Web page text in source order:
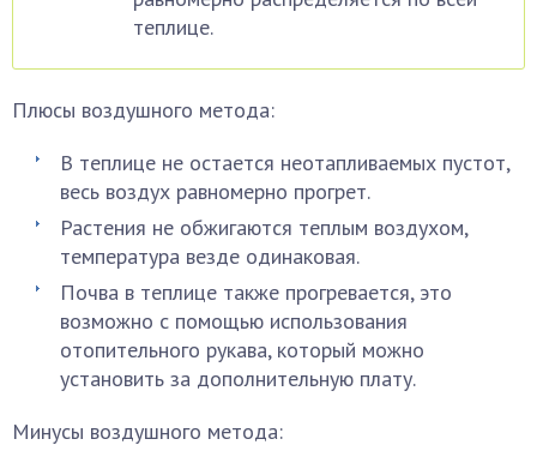
теплице.
Плюсы воздушного метода:
В теплице не остается неотапливаемых пустот,
весь воздух равномерно прогрет.
Растения не обжигаются теплым воздухом,
температура везде одинаковая.
Почва в теплице также прогревается, это
возможно с помощью использования
отопительного рукава, который можно
установить за дополнительную плату.
Минусы воздушного метода: